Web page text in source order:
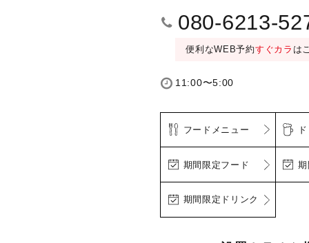
080-6213-
便利なWEB予約すぐカラ は
11:00〜5:00
フードメニュー
期間限定フード
期間限定ドリンク